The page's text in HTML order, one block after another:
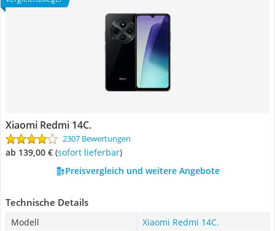
Xiaomi Redmi 14C.
2307 Bewertungen
ab 139,00 € ( Sofort lieferbar)
Preisvergleich und weitere Angebote
Technische Details
Modell
Xiaomi Redmi 14C.